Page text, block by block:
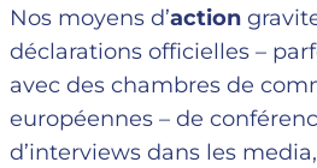
Nos moyens d’action
déclarations officielles –
avec des chambres de
européennes – de
d’interviews dans les